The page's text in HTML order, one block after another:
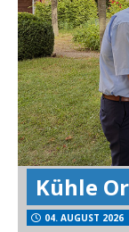
Kühle
04. AUGUST 2026